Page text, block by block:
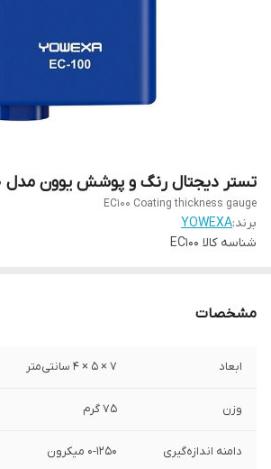
تستر دیجتال رنگ و پوشش یوون مدل EC100
EC100 Coating thickness gauge
برند:YOWEXA
شناسه کالا EC100
مشخصات
ابعاد 7 × 5 × 4 سانتی‌متر
وزن 75 گرم
دامنه اندازه‌گیری 0-1250 میکرون